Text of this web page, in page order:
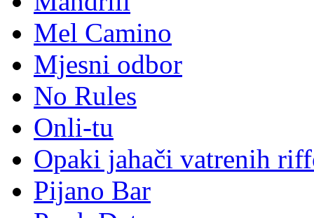
Mel Camino
Mjesni odbor
No Rules
Onli-tu
Opaki jahači vatrenih
Pijano Bar